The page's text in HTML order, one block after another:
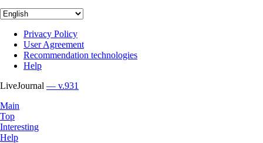
Privacy Policy
User Agreement
Recommendation technologies
Help
LiveJournal — v.931
Main
Top
Interesting
Help